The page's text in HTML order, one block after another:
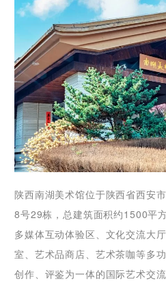
陕西南湖美术馆位于陕西省西安
8号29栋，总建筑面积约1500平
多媒体互动体验区、文化交流大
室、艺术品商店、艺术茶咖等多
创作、评鉴为一体的国际艺术交